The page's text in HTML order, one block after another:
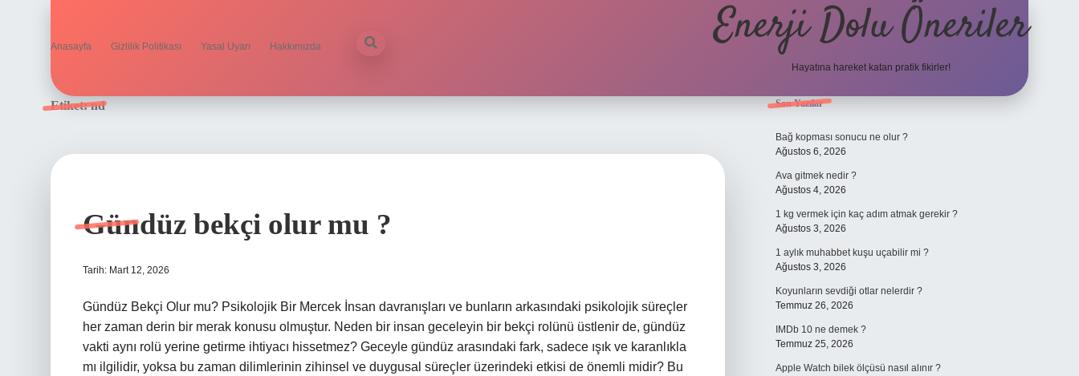
Anasayfa Gizlilik Politikası Yasal Uyarı Hakkımızda Enerji Dolu Öneriler
Hayatına hareket katan pratik fikirler!
Etiket:nd
Gündüz bekçi olur mu ?
Tarih: Mart 12, 2026
Gündüz Bekçi Olur mu? Psikolojik Bir Mercek İnsan davranışları ve bunların arkasındaki psikolojik süreçler
her zaman derin bir merak konusu olmuştur. Neden bir insan geceleyin bir bekçi rolünü üstlenir de, gündüz
vakti aynı rolü yerine getirme ihtiyacı hissetmez? Geceyle gündüz arasındaki fark, sadece ışık ve karanlıkla
mı ilgilidir, yoksa bu zaman dilimlerinin zihinsel ve duygusal süreçler üzerindeki etkisi de önemli midir? Bu
Sidebar
Son Yazılar
Bağ kopması sonucu ne olur ?
Ağustos 6, 2026
Ava gitmek nedir ?
Ağustos 4, 2026
1 kg vermek için kaç adım atmak gerekir ?
Ağustos 3, 2026
1 aylık muhabbet kuşu uçabilir mi ?
Ağustos 3, 2026
Koyunların sevdiği otlar nelerdir ?
Temmuz 26, 2026
IMDb 10 ne demek ?
Temmuz 25, 2026
Apple Watch bilek ölçüsü nasıl alınır ?